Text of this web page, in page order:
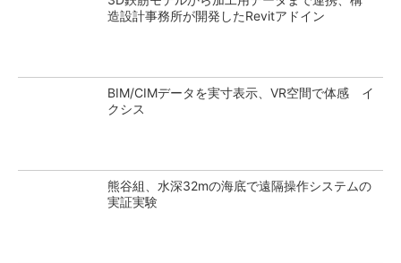
造設計事務所が開発したRevitアドイン
BIM/CIMデータを実寸表示、VR空間で体感 イ
クシス
熊谷組、水深32mの海底で遠隔操作システムの
実証実験